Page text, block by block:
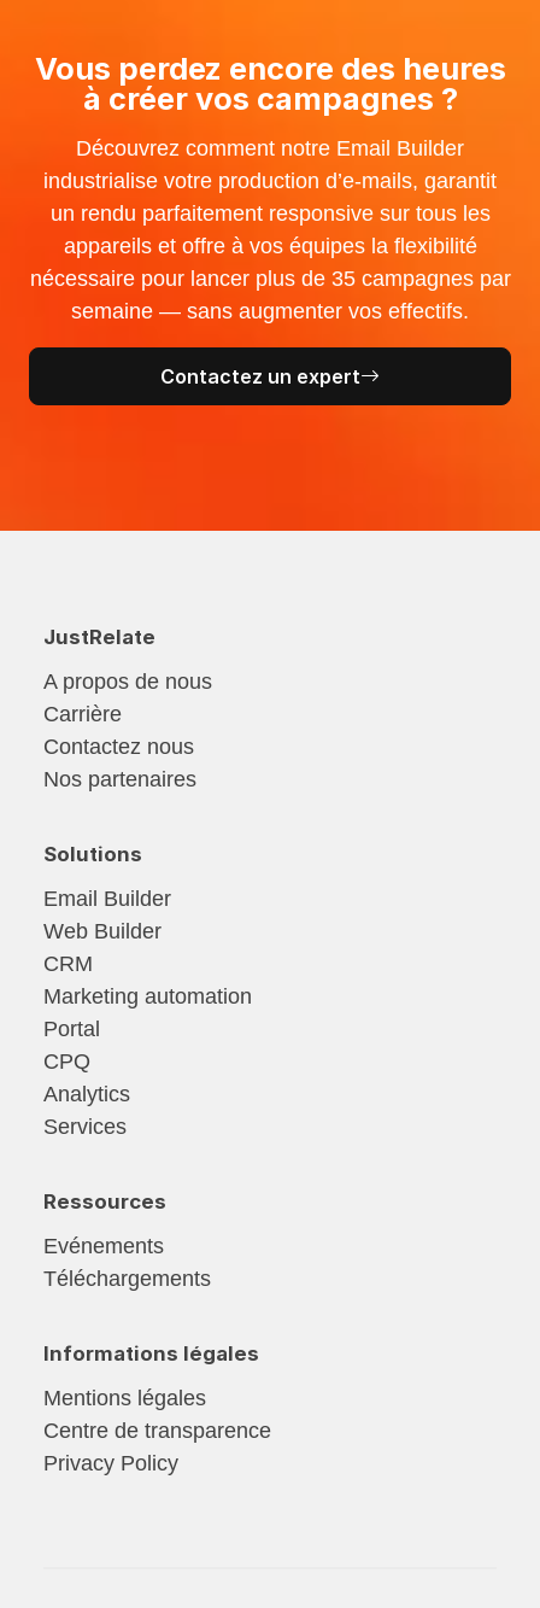
Vous perdez encore des heures
à créer vos campagnes ?
Découvrez comment notre Email Builder
industrialise votre production d’e-mails, garantit
un rendu parfaitement responsive sur tous les
appareils et offre à vos équipes la flexibilité
nécessaire pour lancer plus de 35 campagnes par
semaine — sans augmenter vos effectifs.
Contactez un expert
JustRelate
A propos de nous
Carrière
Contactez nous
Nos partenaires
Solutions
Email Builder
Web Builder
CRM
Marketing automation
Portal
CPQ
Analytics
Services
Ressources
Evénements
Téléchargements
Informations légales
Mentions légales
Centre de transparence
Privacy Policy